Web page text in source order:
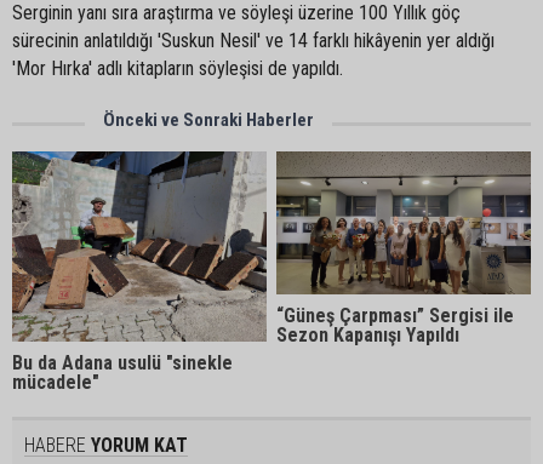
Serginin yanı sıra araştırma ve söyleşi üzerine 100 Yıllık göç
sürecinin anlatıldığı 'Suskun Nesil' ve 14 farklı hikâyenin yer aldığı
'Mor Hırka' adlı kitapların söyleşisi de yapıldı.
Önceki ve Sonraki Haberler
Bu da Adana usulü "sinekle
mücadele"
“Güneş Çarpması” Sergisi ile
Sezon Kapanışı Yapıldı
HABERE YORUM KAT